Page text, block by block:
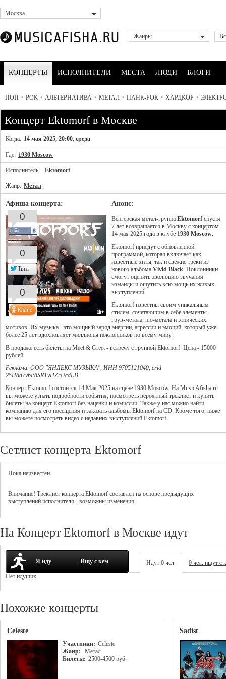
Москва
Жанры
КОНЦЕРТЫ ИСПОЛНИТЕЛИ МЕСТА ЛЮДИ БЛОГИ
ПОП • РОК • АЛЬТЕРНАТИВА • МЕТАЛ • ПАНК-РОК • ХАРДКОР •
Концерт Ektomorf в Москве
Когда: 14 мая 2025, 20:00, среда
Где: 1930 Moscow
Исполнитель: Ektomorf
Жанр: Метал
Афиша концерта: Анонс:
Венгерская метал-группа Ektomorf спустя
7 лет возвращается в Москву с концертом
14 мая 2025 года в клубе 1930 Moscow.
Ektomorf приедут с обновлённой
программой, которая включает как
известные хиты, так и свежие треки из
нового альбома Vivid Black. Поклонники
смогут оценить эволюцию звучания
команды и ощутить всю мощь их живых
выступлений.
Ektomorf известны своим уникальным
стилем, сочетающим в себе элементы
грув-метала, ню-метала и этнических
мотивов. Их музыка - это мощный заряд энергии, агрессии и эмоций, который уже
более 25 лет вдохновляет миллионы поклонников по всему миру.
В продаже есть билеты на Meet & Greet - встречу с группой Ektomorf. Цена - 15000
рублей.
Реклама. ООО "ЯНДЕКС МУЗЫКА", ИНН 9705121040, erid
25H8d7vbP8SRTvHZrUcdLB
Концерт Ektomorf состоится 14 Мая 2025 на сцене 1930 Moscow. На MusicAfisha.ru
вы можете узнать подробности события, посмотреть вероятный треклист и купить
билеты на концерт Ektomorf без наценки и комиссии. Также у нас можно найти
компанию для его посещения и заказать альбомы Ektomorf на CD. Кроме того, ниже
вы можете посмотреть видео с недавних выступлений Ektomorf.
Сетлист концерта Ektomorf
Пока неизвестен
--
Внимание! Треклист концерта Ektomorf составлен на основе предыдущих
выступлений исполнителя - возможны изменения.
На Концерт Ektomorf в Москве идут
Я иду Ищу с кем Идут 0 чел.
0 чел. ищут с
Нет идущих
Похожие концерты
Celeste
Участники: Celeste
Жанр:
Метал
Билеты: 2500-4500 руб.
Sadist
0
Лайк
0
Твит
0